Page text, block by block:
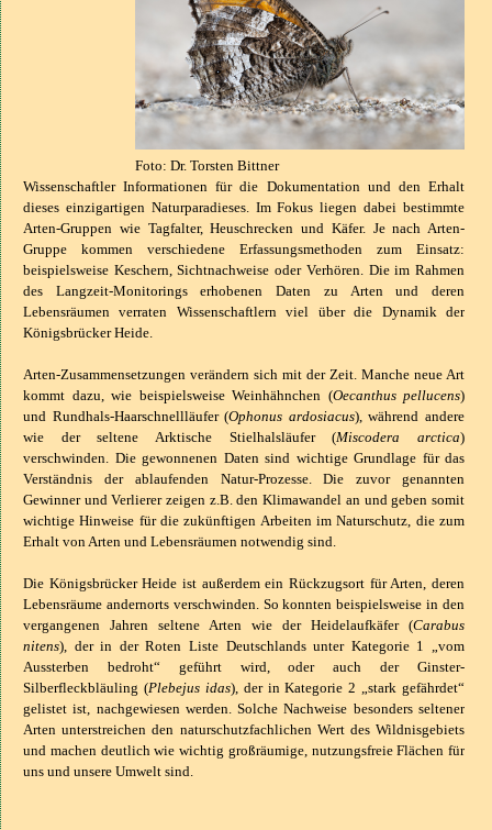
Foto: Dr. Torsten Bittner
Wissenschaftler Informationen für die Dokumentation und den Erhalt
dieses einzigartigen Naturparadieses. Im Fokus liegen dabei bestimmte
Arten-Gruppen wie Tagfalter, Heuschrecken und Käfer. Je nach Arten-
Gruppe kommen verschiedene Erfassungsmethoden zum Einsatz:
beispielsweise Keschern, Sichtnachweise oder Verhören. Die im Rahmen
des Langzeit-Monitorings erhobenen Daten zu Arten und deren
Lebensräumen verraten Wissenschaftlern viel über die Dynamik der
Königsbrücker Heide.
Arten-Zusammensetzungen verändern sich mit der Zeit. Manche neue Art
kommt dazu, wie beispielsweise Weinhähnchen (Oecanthus pellucens)
und Rundhals-Haarschnellläufer (Ophonus ardosiacus), während andere
wie der seltene Arktische Stielhalsläufer (Miscodera arctica)
verschwinden. Die gewonnenen Daten sind wichtige Grundlage für das
Verständnis der ablaufenden Natur-Prozesse. Die zuvor genannten
Gewinner und Verlierer zeigen z.B. den Klimawandel an und geben somit
wichtige Hinweise für die zukünftigen Arbeiten im Naturschutz, die zum
Erhalt von Arten und Lebensräumen notwendig sind.
Die Königsbrücker Heide ist außerdem ein Rückzugsort für Arten, deren
Lebensräume andernorts verschwinden. So konnten beispielsweise in den
vergangenen Jahren seltene Arten wie der Heidelaufkäfer (Carabus
nitens), der in der Roten Liste Deutschlands unter Kategorie 1 „vom
Aussterben bedroht“ geführt wird, oder auch der Ginster-
Silberfleckbläuling (Plebejus idas), der in Kategorie 2 „stark gefährdet“
gelistet ist, nachgewiesen werden. Solche Nachweise besonders seltener
Arten unterstreichen den naturschutzfachlichen Wert des Wildnisgebiets
und machen deutlich wie wichtig großräumige, nutzungsfreie Flächen für
uns und unsere Umwelt sind.